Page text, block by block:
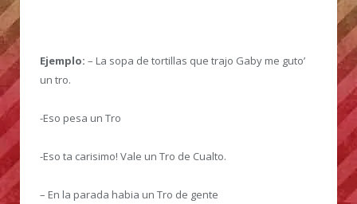
Ejemplo: – La sopa de tortillas que trajo Gaby me guto’
un tro.
-Eso pesa un Tro
-Eso ta carisimo! Vale un Tro de Cualto.
– En la parada habia un Tro de gente